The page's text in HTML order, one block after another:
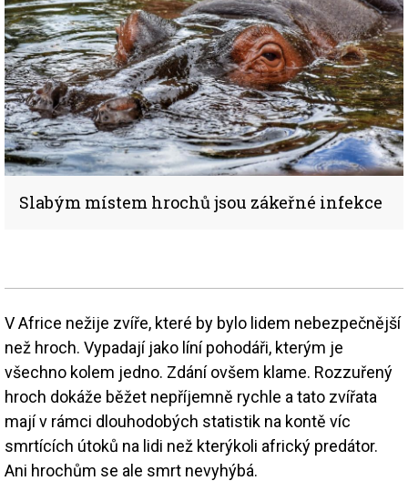
Slabým místem hrochů jsou zákeřné infekce
V Africe nežije zvíře, které by bylo lidem nebezpečnější
než hroch. Vypadají jako líní pohodáři, kterým je
všechno kolem jedno. Zdání ovšem klame. Rozzuřený
hroch dokáže běžet nepříjemně rychle a tato zvířata
mají v rámci dlouhodobých statistik na kontě víc
smrtících útoků na lidi než kterýkoli africký predátor.
Ani hrochům se ale smrt nevyhýbá.